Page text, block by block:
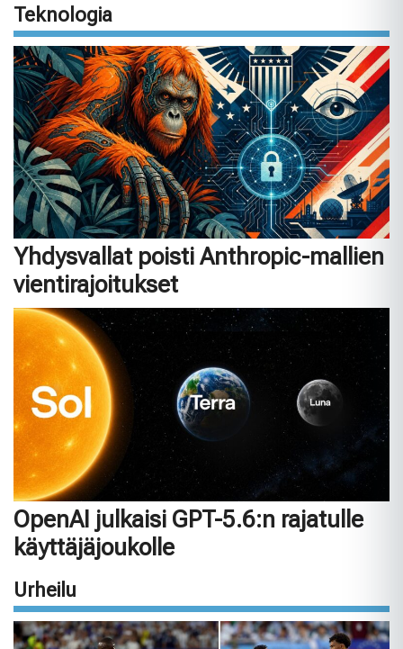
Teknologia
Yhdysvallat poisti Anthropic-mallien
vientirajoitukset
OpenAI julkaisi GPT-5.6:n rajatulle
käyttäjäjoukolle
Urheilu